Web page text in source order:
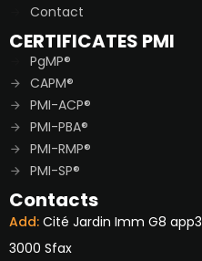
Contact
CERTIFICATES PMI
PgMP®
CAPM®
PMI-ACP®
PMI-PBA®
PMI-RMP®
PMI-SP®
Contacts
Add: Cité Jardin Imm G8 app3
3000 Sfax